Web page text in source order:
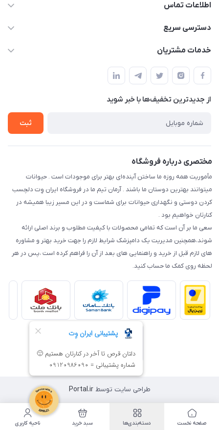
اطلاعات تماس
07154503736-09120986090
دسترسی سریع
حساب کاربری
درباره ما
تماس با ما
خدمات مشتریان
قوانین و مقررات
حفظ حریم شخصی
سوالات متداول
شرایط ارسال رایگان
از جدید‌ترین تخفیف‌ها با‌ خبر شوید
ثبت
مختصری درباره فروشگاه
مأموریت همه روزه ما ساختن آینده‌ای بهتر برای موجودات است . حیوانات
میتوانند بهترین دوستان ما باشند . آرمان تیم ما در فروشگاه ایران وِت دلچسب
کردن دوستی و نگهداری حیوانات برای شماست و در این مسیر زیبا همیشه در
کنارتان خواهیم بود .
سعی ما بر آن است که تمامی محصولات با کیفیت مطلوب و برند اصلی ارائه
شوند،همچنین مدیریت یک دامپزشک شرایط لازم را جهت خرید بهتر و مشاوره
های لازم قبل از خرید و راهنمایی های بعد از آن را فراهم کرده است ،پس در هر
لحظه روی کمک ما حساب کنید.
طراحی سایت توسطPortal.ir
صفحه نخست دسته‌بندی‌ها سبد خرید ناحیه کاربری